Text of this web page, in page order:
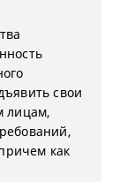
свои
лицам,
как